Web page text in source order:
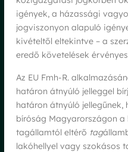
igények, a házassági
jogviszonyon alapuló
kivételtől eltekintve – a
eredő követelések
Az EU Fmh-R.
határon átnyúló jelleggel
határon átnyúló
bíróság Magyarországon a
tagállamtól eltérő tag
lakóhellyel vagy szokásos